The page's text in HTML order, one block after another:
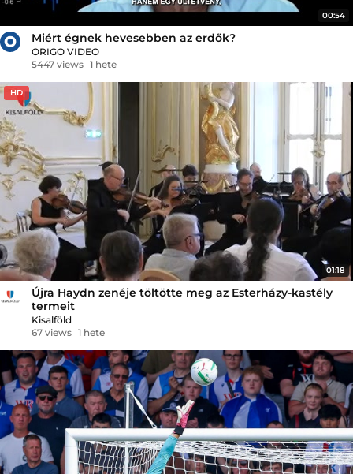
00:54
Miért égnek hevesebben az erdők?
ORIGO VIDEO
5447 views 1 hete
HD
01:18
Újra Haydn zenéje töltötte meg az Esterházy-kastély
termeit
Kisalföld
67 views 1 hete